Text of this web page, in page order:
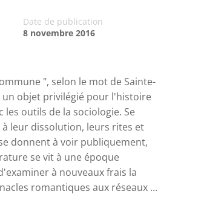
Date de publication
8 novembre 2016
", selon le mot de Sainte-
objet privilégié pour l'histoire
outils de la sociologie. Se
leur dissolution, leurs rites et
donnent à voir publiquement,
se vit à une époque
à nouveaux frais la
romantiques aux réseaux ...